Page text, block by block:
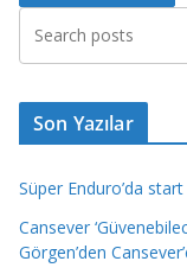
Son Yazılar
Süper Enduro’da
Cansever
Görgen’den